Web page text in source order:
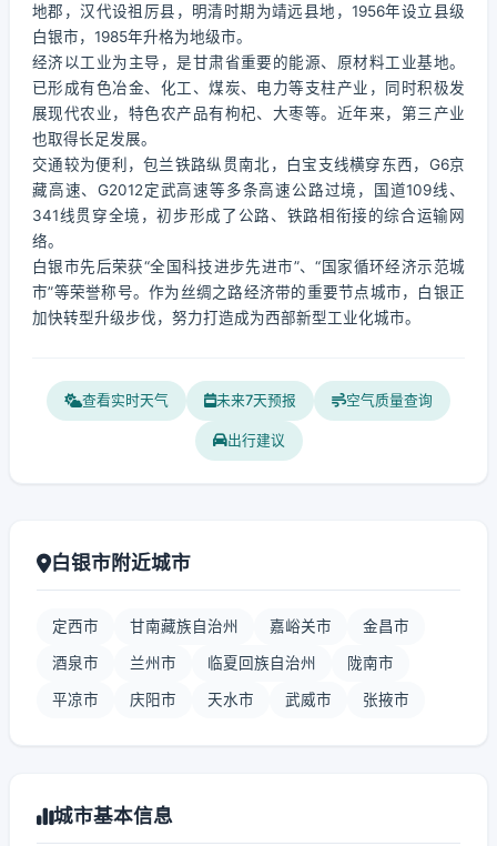
地郡，汉代设祖厉县，明清时期为靖远县地，1956年设立县级
白银市，1985年升格为地级市。
经济以工业为主导，是甘肃省重要的能源、原材料工业基地。
已形成有色冶金、化工、煤炭、电力等支柱产业，同时积极发
展现代农业，特色农产品有枸杞、大枣等。近年来，第三产业
也取得长足发展。
交通较为便利，包兰铁路纵贯南北，白宝支线横穿东西，G6京
藏高速、G2012定武高速等多条高速公路过境，国道109线、
341线贯穿全境，初步形成了公路、铁路相衔接的综合运输网
络。
白银市先后荣获“全国科技进步先进市”、“国家循环经济示范城
市”等荣誉称号。作为丝绸之路经济带的重要节点城市，白银正
加快转型升级步伐，努力打造成为西部新型工业化城市。
查看实时天气 未来7天预报 空气质量查询
出行建议
白银市附近城市
定西市 甘南藏族自治州 嘉峪关市 金昌市
酒泉市 兰州市 临夏回族自治州 陇南市
平凉市 庆阳市 天水市 武威市 张掖市
城市基本信息